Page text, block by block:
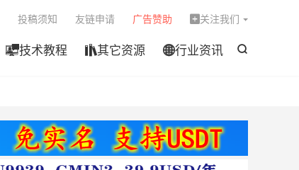

技术教程 其它资源 行业资讯
投稿须知 友链申请 广告赞助  关注我们